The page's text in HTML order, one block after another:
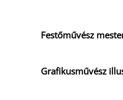
Festőművész
Grafikusművész